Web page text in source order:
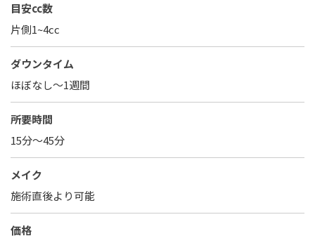
目安cc数
片側1~4cc
ダウンタイム
ほぼなし〜1週間
所要時間
15分～45分
メイク
施術直後より可能
価格